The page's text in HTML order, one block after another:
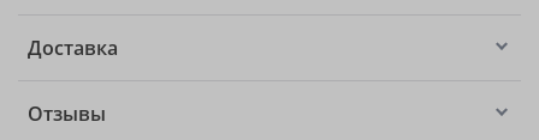
Доставка
Отзывы